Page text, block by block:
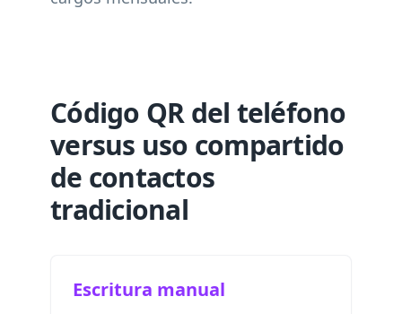
Código QR del teléfono
versus uso compartido
de contactos
tradicional
Escritura manual